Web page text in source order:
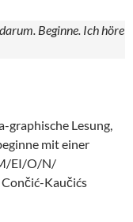
Beginne. Ich höre
graphische Lesung,
mit einer
EI/O/N/
Kaučićs